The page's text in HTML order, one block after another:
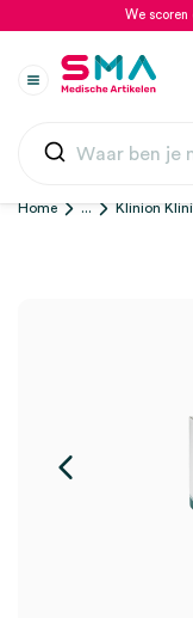
We scoren
Home ... Klinion